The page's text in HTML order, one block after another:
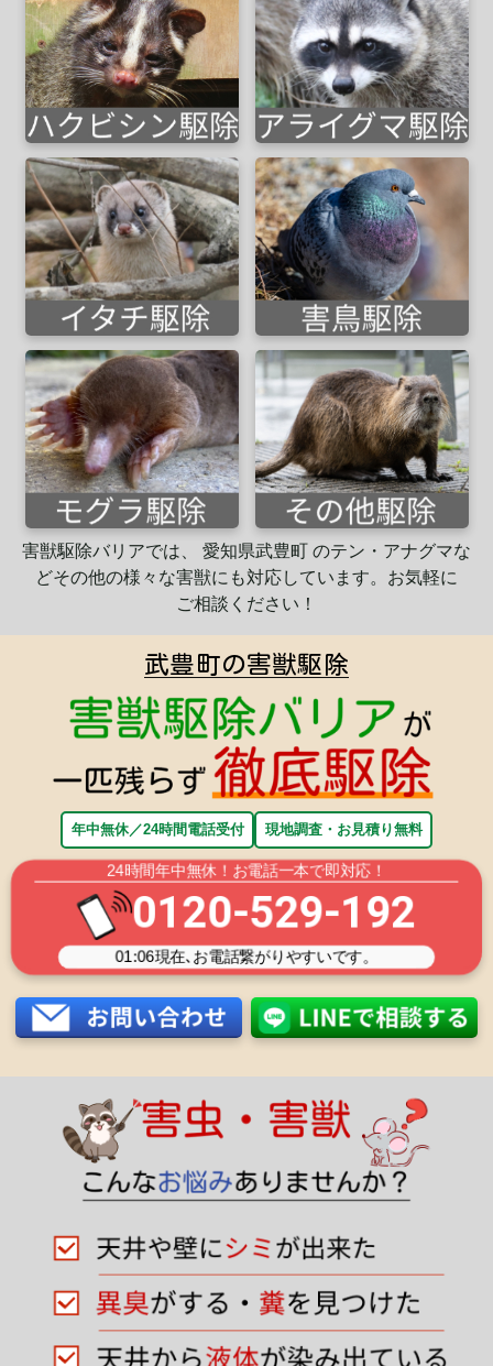
害獣駆除バリアでは、 愛知県武豊町 のテン・アナグマな
どその他の様々な害獣にも対応しています。 お気軽に
ご相談ください！
武豊町の害獣駆除
年中無休／24時間電話受付 現地調査・お見積り無料
24時間年中無休！お電話一本で即対応！
0120-529-192
01:06現在､お電話繋がりやすいです。